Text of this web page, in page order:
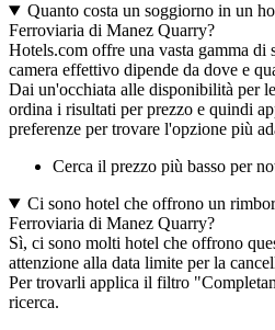
Quanto costa un soggiorno in un
Ferroviaria di Manez Quarry?
Hotels.com offre una vasta gamma di
camera effettivo dipende da dove e
Dai un'occhiata alle disponibilità per
ordina i risultati per prezzo e quindi
preferenze per trovare l'opzione più
Cerca il prezzo più basso per
Ci sono hotel che offrono un
Ferroviaria di Manez Quarry?
Sì, ci sono molti hotel che offrono
attenzione alla data limite per la
Per trovarli applica il filtro
ricerca.